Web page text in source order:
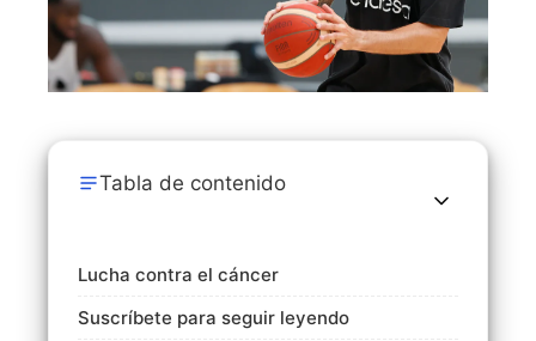
Tabla de contenido
Lucha contra el cáncer
Suscríbete para seguir leyendo